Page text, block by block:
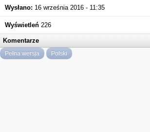
Wysłano: 16 września 2016 - 11:35
Wyświetleń 226
Komentarze
Pełna wersja Polski